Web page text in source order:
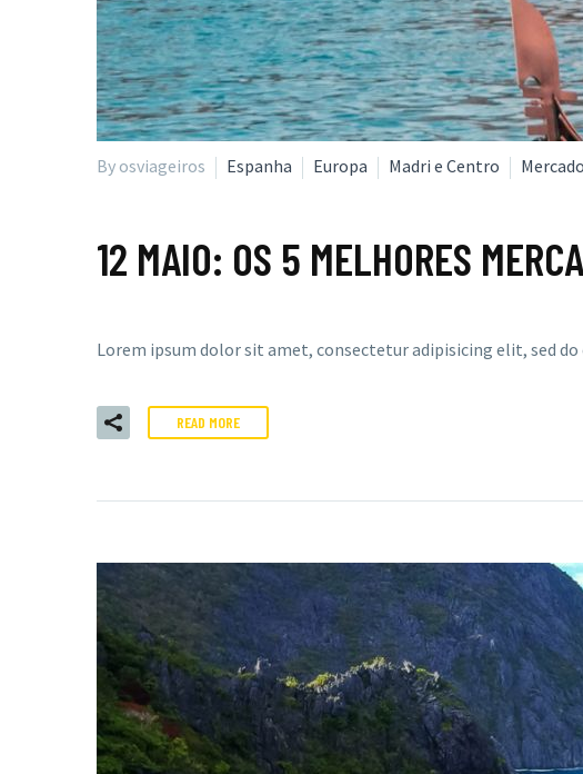
By osviageiros Espanha Europa Madri e Centro
12 MAIO: OS 5 MELHORES
Lorem ipsum dolor sit amet, consectetur adipisicing elit, sed
READ MORE